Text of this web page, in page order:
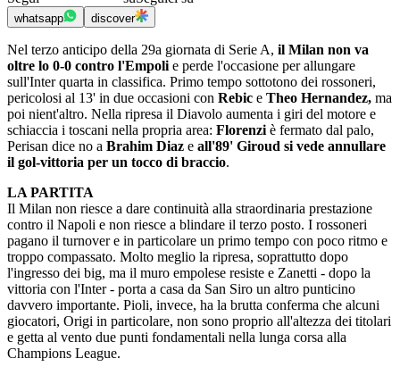
whatsapp discover
Nel terzo anticipo della 29a giornata di Serie A, il Milan non va
oltre lo 0-0 contro l'Empoli e perde l'occasione per allungare
sull'Inter quarta in classifica. Primo tempo sottotono dei rossoneri,
pericolosi al 13' in due occasioni con Rebic e Theo Hernandez, ma
poi nient'altro. Nella ripresa il Diavolo aumenta i giri del motore e
schiaccia i toscani nella propria area: Florenzi è fermato dal palo,
Perisan dice no a Brahim Diaz e all'89' Giroud si vede annullare
il gol-vittoria per un tocco di braccio.
LA PARTITA
Il Milan non riesce a dare continuità alla straordinaria prestazione
contro il Napoli e non riesce a blindare il terzo posto. I rossoneri
pagano il turnover e in particolare un primo tempo con poco ritmo e
troppo compassato. Molto meglio la ripresa, soprattutto dopo
l'ingresso dei big, ma il muro empolese resiste e Zanetti - dopo la
vittoria con l'Inter - porta a casa da San Siro un altro punticino
davvero importante. Pioli, invece, ha la brutta conferma che alcuni
giocatori, Origi in particolare, non sono proprio all'altezza dei titolari
e getta al vento due punti fondamentali nella lunga corsa alla
Champions League.